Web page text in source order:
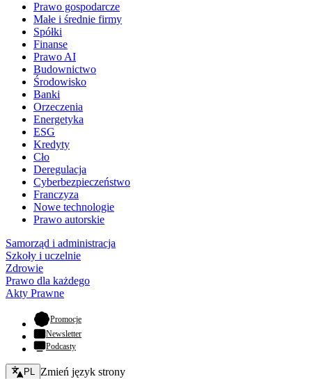
Prawo gospodarcze
Małe i średnie firmy
Spółki
Finanse
Prawo AI
Budownictwo
Środowisko
Banki
Orzeczenia
Energetyka
ESG
Kredyty
Cło
Deregulacja
Cyberbezpieczeństwo
Franczyza
Nowe technologie
Prawo autorskie
Samorząd i administracja
Szkoły i uczelnie
Zdrowie
Prawo dla każdego
Akty Prawne
Promocje- otwiera się w nowej karcie
Newsletter
Podcasty
Zmień język - bieżący:
PL Zmień język strony